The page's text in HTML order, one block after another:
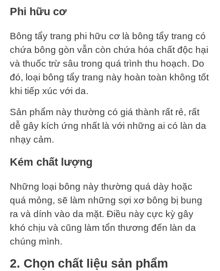
Phi hữu cơ
Bông tẩy trang phi hữu cơ là bông tẩy trang có
chứa bông gòn vẫn còn chứa hóa chất độc hại
và thuốc trừ sâu trong quá trình thu hoạch. Do
đó, loại bông tẩy trang này hoàn toàn không tốt
khi tiếp xúc với da.
Sản phẩm này thường có giá thành rất rẻ, rất
dễ gây kích ứng nhất là với những ai có làn da
nhạy cảm.
Kém chất lượng
Những loại bông này thường quá dày hoặc
quá mỏng, sẽ làm những sợi xơ bông bị bung
ra và dính vào da mặt. Điều này cực kỳ gây
khó chịu và cũng làm tổn thương đến làn da
chúng mình.
2. Chọn chất liệu sản phẩm